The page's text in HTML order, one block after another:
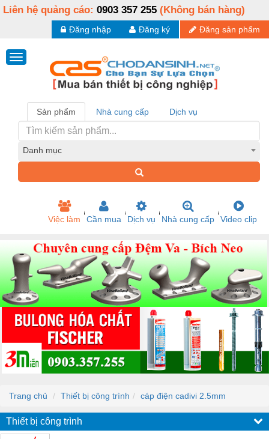
Liên hệ quảng cáo: 0903 357 255 (Không bán hàng)
Đăng sản phẩm
Đăng ký
Đăng nhập
Sản phẩm Nhà cung cấp Dịch vụ
Danh mục
Việc làm Cần mua Dịch vụ Nhà cung cấp Video clip
Trang chủ Thiết bị công trình cáp điện cadivi 2.5mm
Thiết bị công trình